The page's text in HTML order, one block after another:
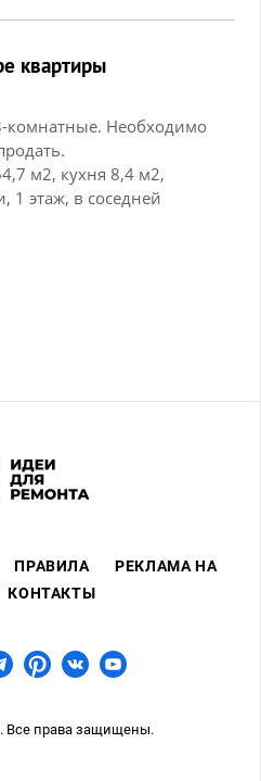
квартиры
комнатные. Необходимо
м2, кухня 8,4 м2,
1 этаж, в соседней
транспорта. Из
наследство. Ремонту 10
вид из окон на парк,
и Ю-В (гостиная, 2
дом на центральной
дом, ремонт не под
материалы, цвета,
ПРАВИЛА
РЕКЛАМА НА
КОНТАКТЫ
Все права защищены.